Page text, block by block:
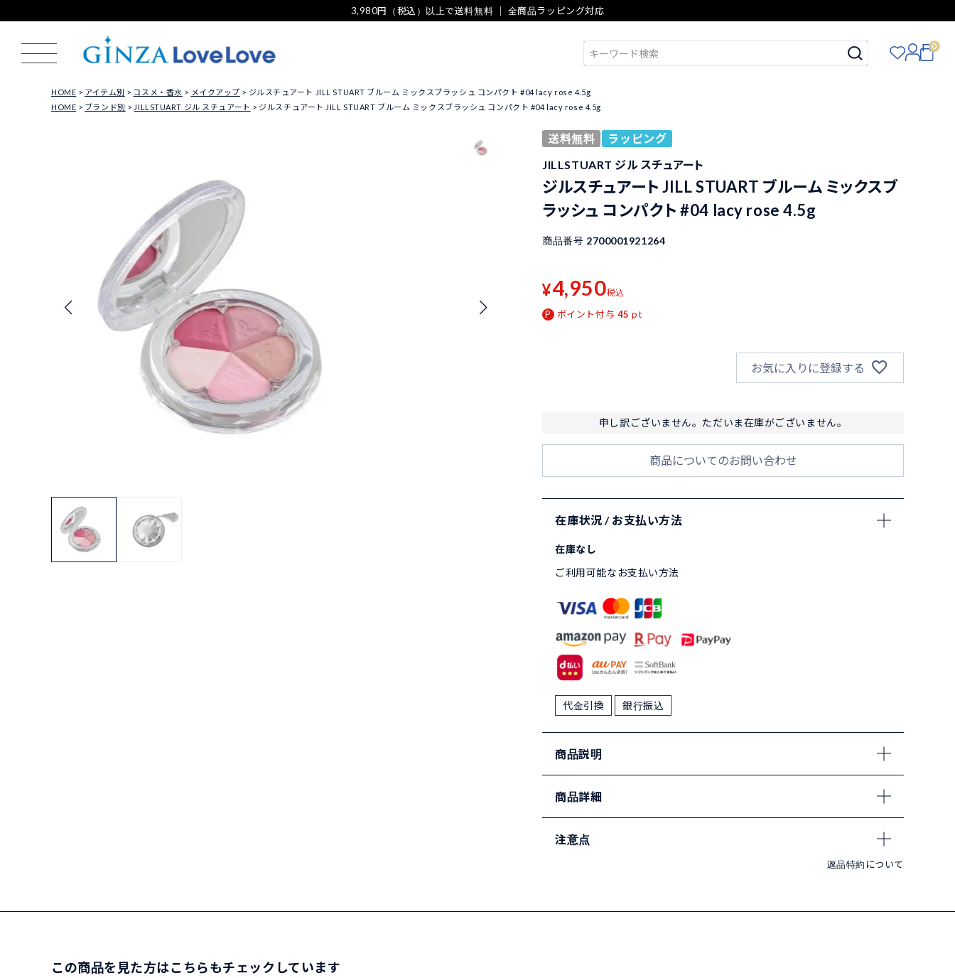
3,980円（税込）以上で送料無料 ｜ 全商品ラッピング対応
0
HOME アイテム別 コスメ・香水 メイクアップ
ジルスチュアート JILL STUART ブルーム ミックスブラッシュ コンパクト #04 lacy rose 4.5g
HOME
ブランド別 JILLSTUART ジル スチュアート ジルスチュアート JILL STUART ブルーム ミックスブラッシュ コンパクト #04 lacy rose 4.5g
送料無料
ラッピング
JILLSTUART ジル スチュアート
ジルスチュアート JILL STUART ブルーム ミックスブ
ラッシュ コンパクト #04 lacy rose 4.5g
商品番号 2700001921264
¥4,950税込
ポイント付与 45 pt
お気に入りに登録する
申し訳ございません。ただいま在庫がございません。
商品についてのお問い合わせ
在庫状況 / お支払い方法
在庫なし
ご利用可能なお支払い方法
代金引換 銀行振込
商品説明
商品詳細
注意点
返品特約について
この商品を見た方はこちらもチェックしています